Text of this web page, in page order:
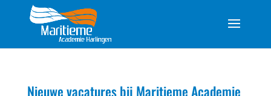
Nieuwe vacatures bij Maritieme Academie